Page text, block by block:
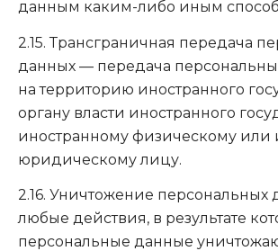
данным каким-либо иным
2.15. Трансграничная передача
данных — передача
на территорию иностранного
органу власти иностранного
иностранному физическому или
юридическому лицу.
2.16. Уничтожение
любые действия, в результате
персональные данные